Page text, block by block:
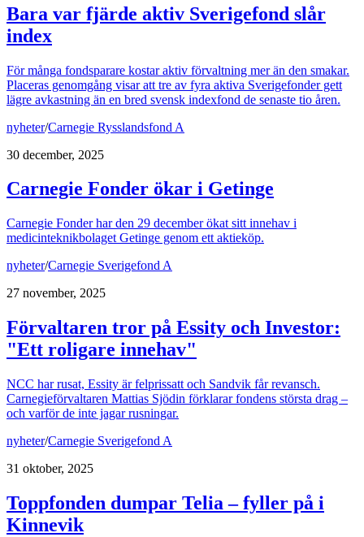
Bara var fjärde aktiv Sverigefond slår
index
För många fondsparare kostar aktiv förvaltning mer än den smakar.
Placeras genomgång visar att tre av fyra aktiva Sverigefonder gett
lägre avkastning än en bred svensk indexfond de senaste tio åren.
nyheter/Carnegie Rysslandsfond A
30 december, 2025
Carnegie Fonder ökar i Getinge
Carnegie Fonder har den 29 december ökat sitt innehav i
medicinteknikbolaget Getinge genom ett aktieköp.
nyheter/Carnegie Sverigefond A
27 november, 2025
Förvaltaren tror på Essity och Investor:
"Ett roligare innehav"
NCC har rusat, Essity är felprissatt och Sandvik får revansch.
Carnegieförvaltaren Mattias Sjödin förklarar fondens största drag –
och varför de inte jagar rusningar.
nyheter/Carnegie Sverigefond A
31 oktober, 2025
Toppfonden dumpar Telia – fyller på i
Kinnevik